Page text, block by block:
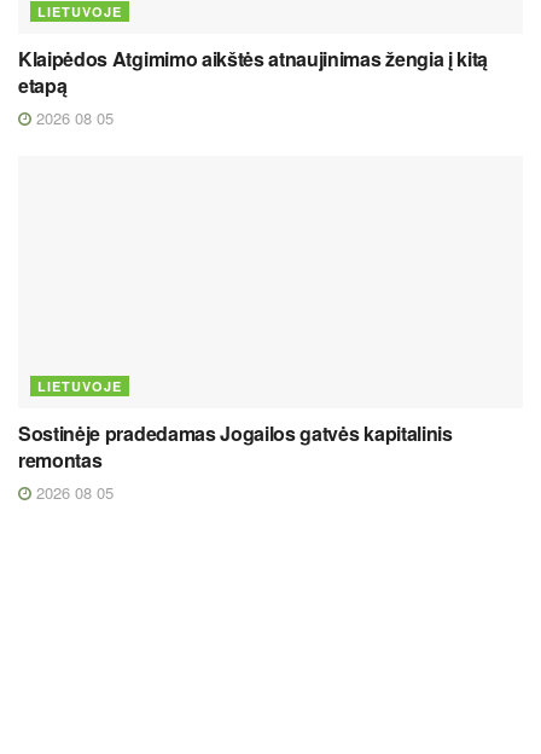
LIETUVOJE
Klaipėdos Atgimimo aikštės atnaujinimas žengia į kitą
etapą
2026 08 05
LIETUVOJE
Sostinėje pradedamas Jogailos gatvės kapitalinis
remontas
2026 08 05